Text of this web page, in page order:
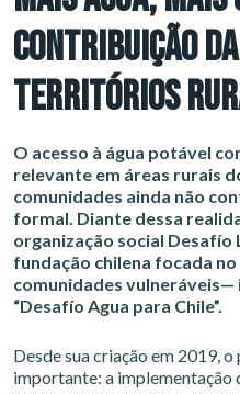
CONTRIBUIÇÃO
TERRITÓRIOS
O acesso à água potável
relevante em áreas rurais
comunidades ainda não
formal. Diante dessa
organização social Desafío
fundação chilena focada
comunidades
“Desafío Agua para Chile”.
Desde sua criação em 2019,
importante: a implementação